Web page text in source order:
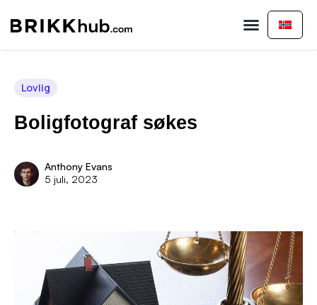
Lovlig
Boligfotograf søkes
Anthony Evans
5 juli, 2023